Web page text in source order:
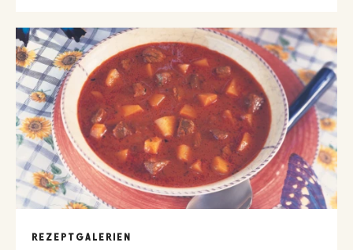
REZEPTGALERIEN